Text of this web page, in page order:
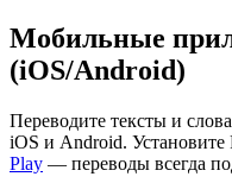
Мобильные
(iOS/Android)
Переводите тексты и
iOS и Android. Установите
Play — переводы всегда